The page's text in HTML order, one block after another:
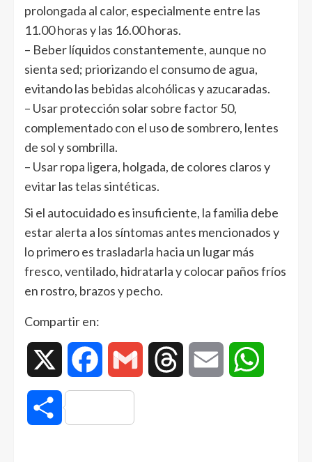
prolongada al calor, especialmente entre las
11.00 horas y las 16.00 horas.
– Beber líquidos constantemente, aunque no
sienta sed; priorizando el consumo de agua,
evitando las bebidas alcohólicas y azucaradas.
– Usar protección solar sobre factor 50,
complementado con el uso de sombrero, lentes
de sol y sombrilla.
– Usar ropa ligera, holgada, de colores claros y
evitar las telas sintéticas.
Si el autocuidado es insuficiente, la familia debe
estar alerta a los síntomas antes mencionados y
lo primero es trasladarla hacia un lugar más
fresco, ventilado, hidratarla y colocar paños fríos
en rostro, brazos y pecho.
Compartir en:
Facebook Gmail Threads Email
Compartir